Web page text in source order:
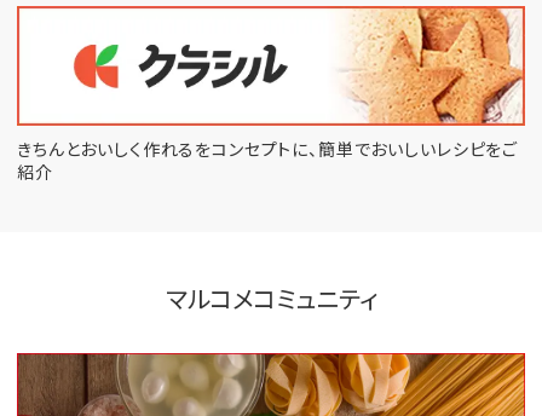
きちんとおいしく作れるをコンセプトに、 簡単でおいしいレシピをご
紹介
マルコメコミュニティ